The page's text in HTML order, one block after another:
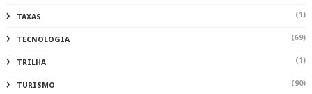
TAXAS (1)
TECNOLOGIA (69)
TRILHA (1)
TURISMO (90)